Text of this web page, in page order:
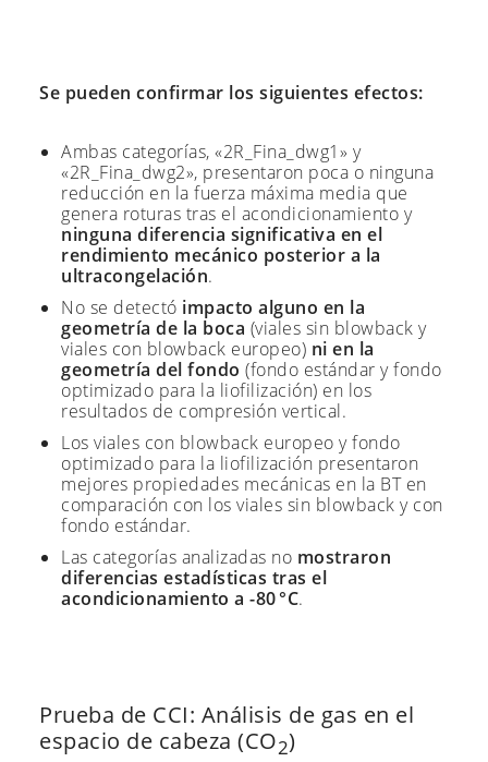
Se pueden confirmar los siguientes efectos:
Ambas categorías, «2R_Fina_dwg1» y
«2R_Fina_dwg2», presentaron poca o ninguna
reducción en la fuerza máxima media que
genera roturas tras el acondicionamiento y
ninguna diferencia significativa en el
rendimiento mecánico posterior a la
ultracongelación.
No se detectó impacto alguno en la
geometría de la boca (viales sin blowback y
viales con blowback europeo) ni en la
geometría del fondo (fondo estándar y fondo
optimizado para la liofilización) en los
resultados de compresión vertical.
Los viales con blowback europeo y fondo
optimizado para la liofilización presentaron
mejores propiedades mecánicas en la BT en
comparación con los viales sin blowback y con
fondo estándar.
Las categorías analizadas no mostraron
diferencias estadísticas tras el
acondicionamiento a -80 °C.
Prueba de CCI: Análisis de gas en el
espacio de cabeza (CO2)